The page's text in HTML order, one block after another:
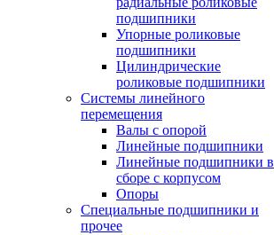
подшипники
Упорные роликовые
подшипники
Цилиндрические
роликовые подшипники
Системы линейного
перемещения
Валы с опорой
Линейные подшипники
Линейные подшипники в
сборе с корпусом
Опоры
Специальные подшипники и
прочее